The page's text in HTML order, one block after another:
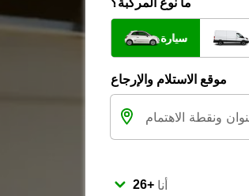
سيارة
موقع الاستلام والإرجاع
أنا